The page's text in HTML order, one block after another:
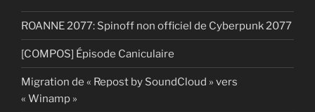
ROANNE 2077: Spinoff non officiel de Cyberpunk 2077
[COMPOS] Épisode Caniculaire
Migration de « Repost by SoundCloud » vers
« Winamp »